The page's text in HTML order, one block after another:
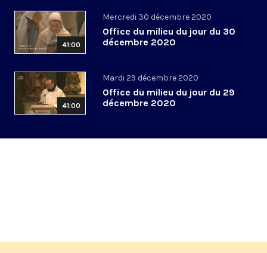
41:00
Mercredi 30 décembre 2020
Office du milieu du jour du 30
décembre 2020
41:00
Mardi 29 décembre 2020
Office du milieu du jour du 29
décembre 2020